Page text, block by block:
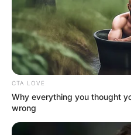
CTA LOVE
Why everything you thought
wrong